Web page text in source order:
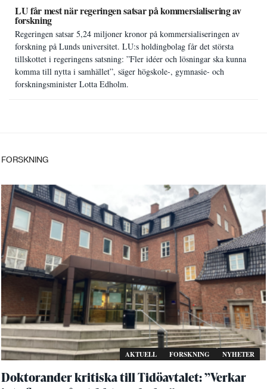
LU får mest när regeringen satsar på kommersialisering av
forskning
Regeringen satsar 5,24 miljoner kronor på kommersialiseringen av
forskning på Lunds universitet. LU:s holdingbolag får det största
tillskottet i regeringens satsning: ”Fler idéer och lösningar ska kunna
komma till nytta i samhället”, säger högskole-, gymnasie- och
forskningsminister Lotta Edholm.
FORSKNING
AKTUELL FORSKNING NYHETER
Doktorander kritiska till Tidöavtalet: ”Verkar